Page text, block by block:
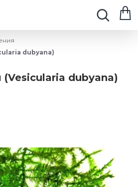
dubyana)
(Vesicularia dubyana)